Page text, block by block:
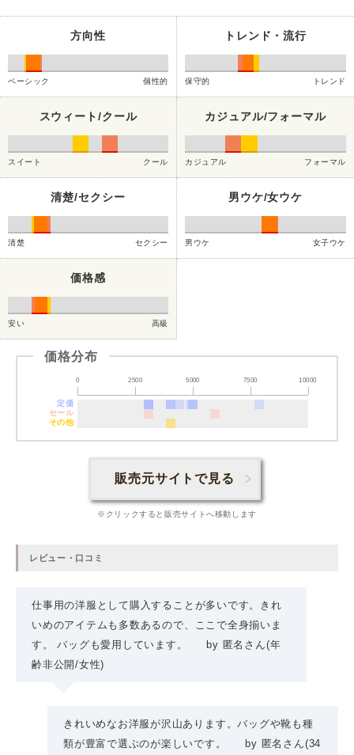
方向性
ベーシック 個性的
トレンド・流行
保守的 トレンド
スウィート/クール
スイート クール
カジュアル/フォーマル
カジュアル フォーマル
清楚/セクシー
清楚 セクシー
男ウケ/女ウケ
男ウケ 女子ウケ
価格感
安い 高級
価格分布
0 2500 5000 7500 10000
定価
セール
その他
販売元サイトで見る
※クリックすると販売サイトへ移動します
レビュー・口コミ
仕事用の洋服として購入することが多いです。きれ
いめのアイテムも多数あるので、ここで全身揃いま
す。 バッグも愛用しています。
by 匿名さん(年
齢非公開/女性)
きれいめなお洋服が沢山あります。バッグや靴も種
類が豊富で選ぶのが楽しいです。
by 匿名さん(34